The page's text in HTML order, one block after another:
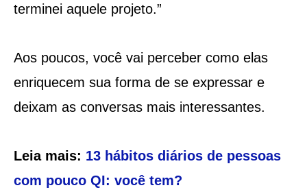
terminei aquele projeto.”
Aos poucos, você vai perceber como elas
enriquecem sua forma de se expressar e
deixam as conversas mais interessantes.
Leia mais: 13 hábitos diários de pessoas
com pouco QI: você tem?